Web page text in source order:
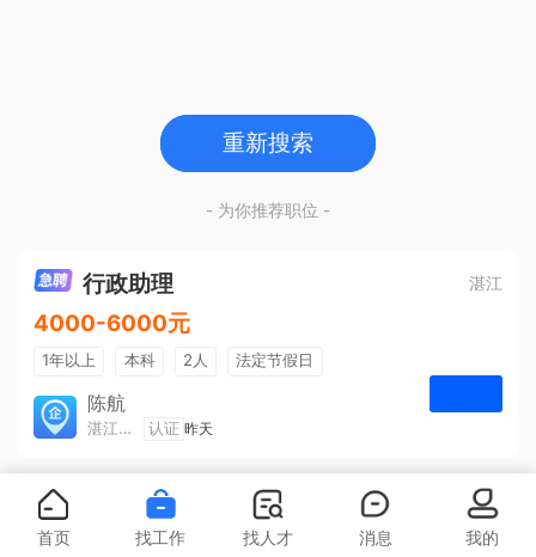
重新搜索
- 为你推荐职位 -
行政助理 湛江
4000-6000元
1年以上 本科 2人
法定节假日
包吃住
五险一金
陈航
湛江旅游集散中心有限公司 认证 昨天
首页 找工作 找人才 消息 我的